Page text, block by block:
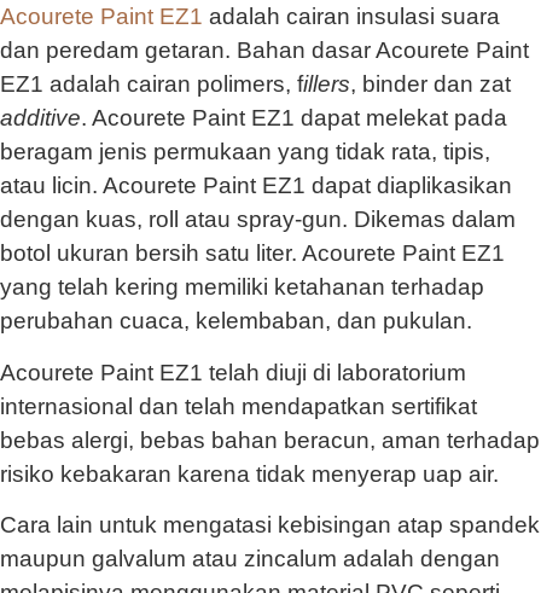
Acourete Paint EZ1 adalah cairan insulasi suara
dan peredam getaran. Bahan dasar Acourete Paint
EZ1 adalah cairan polimers, fillers, binder dan zat
additive. Acourete Paint EZ1 dapat melekat pada
beragam jenis permukaan yang tidak rata, tipis,
atau licin. Acourete Paint EZ1 dapat diaplikasikan
dengan kuas, roll atau spray-gun. Dikemas dalam
botol ukuran bersih satu liter. Acourete Paint EZ1
yang telah kering memiliki ketahanan terhadap
perubahan cuaca, kelembaban, dan pukulan.
Acourete Paint EZ1 telah diuji di laboratorium
internasional dan telah mendapatkan sertifikat
bebas alergi, bebas bahan beracun, aman terhadap
risiko kebakaran karena tidak menyerap uap air.
Cara lain untuk mengatasi kebisingan atap spandek
maupun galvalum atau zincalum adalah dengan